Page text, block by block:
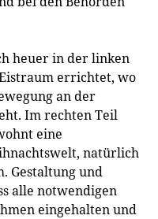
heuer in der linken
errichtet, wo
an der
Im rechten Teil
eine
natürlich
Gestaltung und
alle notwendigen
eingehalten und